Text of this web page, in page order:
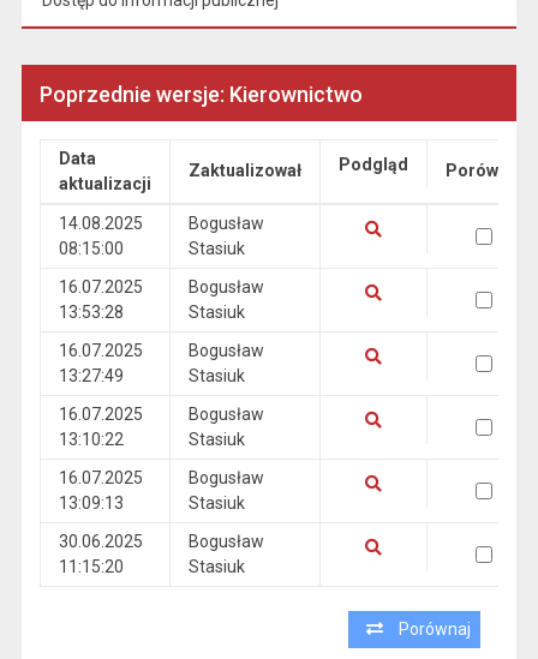
Poprzednie wersje: Kierownictwo
Data
aktualizacji
Zaktualizował Podgląd Porównaj
14.08.2025
08:15:00
Bogusław
Stasiuk
16.07.2025
13:53:28
Bogusław
Stasiuk
16.07.2025
13:27:49
Bogusław
Stasiuk
16.07.2025
13:10:22
Bogusław
Stasiuk
16.07.2025
13:09:13
Bogusław
Stasiuk
30.06.2025
11:15:20
Bogusław
Stasiuk
Porównaj